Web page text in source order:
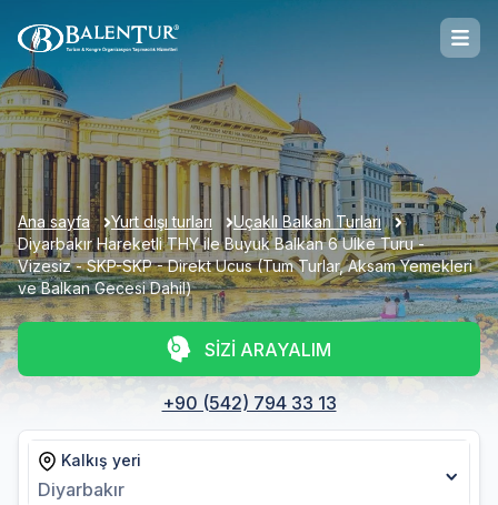
Ana sayfa Yurt dışı turları
Uçaklı Balkan Turları
Diyarbakır Hareketli THY ile Buyuk Balkan 6 Ulke Turu -
Vizesiz - SKP-SKP - Direkt Ucus (Tum Turlar, Aksam Yemekleri
ve Balkan Gecesi Dahil)
SİZİ ARAYALIM
+90 (542) 794 33 13
Kalkış yeri
Diyarbakır